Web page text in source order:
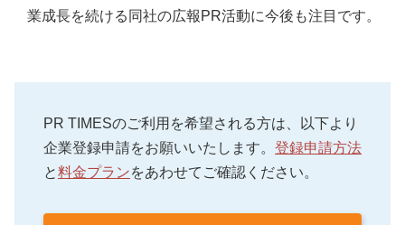
業成長を続ける同社の広報PR活動に今後も注目です。
PR TIMESのご利用を希望される方は、以下より
企業登録申請をお願いいたします。 登録申請方法
と料金プランをあわせてご確認ください。